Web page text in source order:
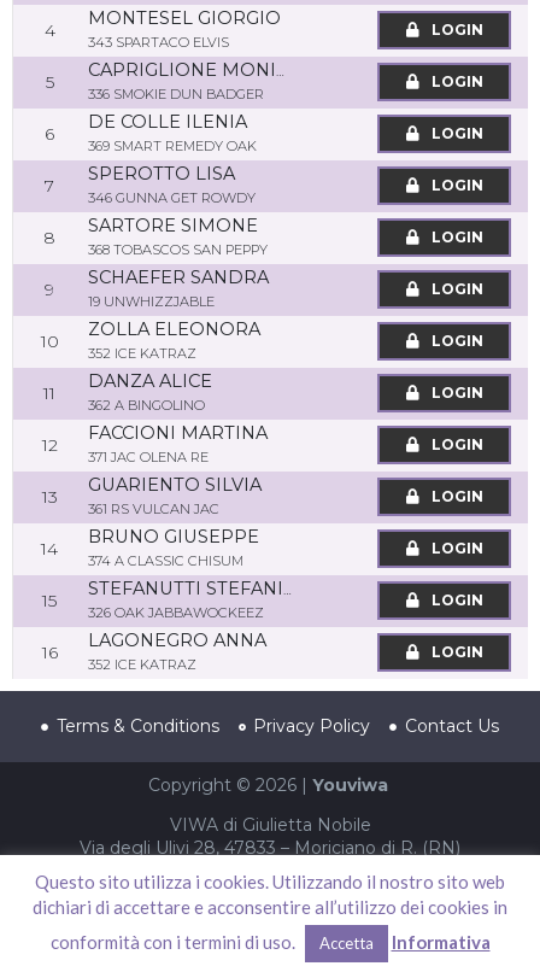
4
MONTESEL GIORGIO
343 SPARTACO ELVIS
LOGIN
5
CAPRIGLIONE MONICA
336 SMOKIE DUN BADGER
LOGIN
6
DE COLLE ILENIA
369 SMART REMEDY OAK
LOGIN
7
SPEROTTO LISA
346 GUNNA GET ROWDY
LOGIN
8
SARTORE SIMONE
368 TOBASCOS SAN PEPPY
LOGIN
9
SCHAEFER SANDRA
19 UNWHIZZJABLE
LOGIN
10
ZOLLA ELEONORA
352 ICE KATRAZ
LOGIN
11
DANZA ALICE
362 A BINGOLINO
LOGIN
12
FACCIONI MARTINA
371 JAC OLENA RE
LOGIN
13
GUARIENTO SILVIA
361 RS VULCAN JAC
LOGIN
14
BRUNO GIUSEPPE
374 A CLASSIC CHISUM
LOGIN
15
STEFANUTTI STEFANIA
326 OAK JABBAWOCKEEZ
LOGIN
16
LAGONEGRO ANNA
352 ICE KATRAZ
LOGIN
Terms & Conditions Privacy Policy Contact Us
Copyright © 2026 | Youviwa
VIWA di Giulietta Nobile
Via degli Ulivi 28, 47833 – Moriciano di R. (RN)
P.IVA 04002940403 – CF NBLGTT86S61F052T
Questo sito utilizza i cookies. Utilizzando il nostro sito web
dichiari di accettare e acconsentire all’utilizzo dei cookies in
conformità con i termini di uso.
Accetta Informativa